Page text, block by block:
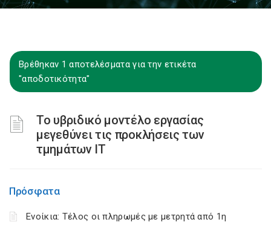
Βρέθηκαν 1 αποτελέσματα για την ετικέτα
"αποδοτικότητα"
Το υβριδικό μοντέλο εργασίας
μεγεθύνει τις προκλήσεις των
τμημάτων ΙΤ
Πρόσφατα
Ενοίκια: Τέλος οι πληρωμές με μετρητά από 1η